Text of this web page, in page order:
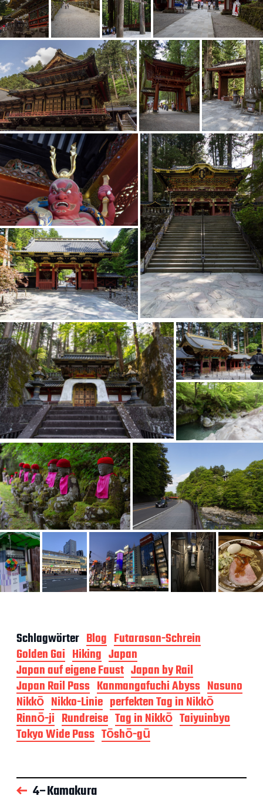
Schlagwörter Blog Futarasan-Schrein
Golden Gai Hiking Japan
Japan auf eigene Faust Japan by Rail
Japan Rail Pass Kanmangafuchi Abyss Nasuno
Nikkō Nikko-Linie perfekten Tag in Nikkō
Rinnō-ji Rundreise Tag in Nikkō Taiyuinbyo
Tokyo Wide Pass Tōshō-gū
4–Kamakura